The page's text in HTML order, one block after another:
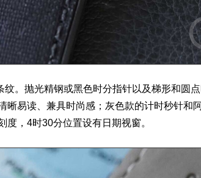
。抛光精钢或黑色时分指针以及梯形和圆
晰易读、兼具时尚感；灰色款的计时秒针和
，4时30分位置设有日期视窗。